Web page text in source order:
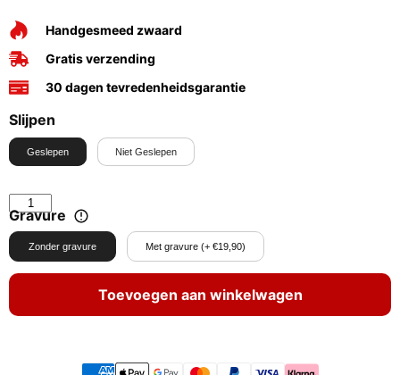
Handgesmeed zwaard
Gratis verzending
30 dagen tevredenheidsgarantie
Slijpen
Geslepen Niet Geslepen
Gravure
Zonder gravure Met gravure (+ €19,90)
Toevoegen aan winkelwagen